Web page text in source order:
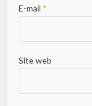
E-mail *
Site web